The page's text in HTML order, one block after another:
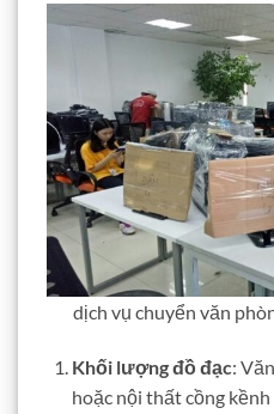
dịch vụ chuyển văn
Khối lượng đồ đạc:
hoặc nội thất cồng